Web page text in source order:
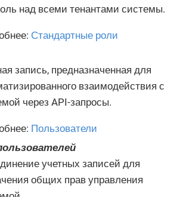
над всеми тенантами системы.
Стандартные роли
запись, предназначенная для
взаимодействия с
через API-запросы.
Пользователи
учетных записей для
общих прав управления